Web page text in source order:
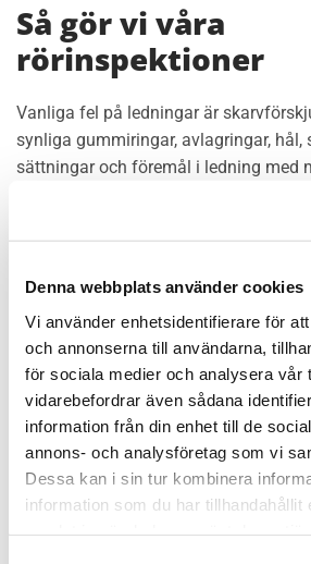
Denna webbplats använder cookies
Vi använder enhetsidentifierare för
och annonserna till användarna,
för sociala medier och analysera vår
vidarebefordrar även sådana
information från din enhet till de
annons- och analysföretag som vi
Dessa kan i sin tur kombinera
information som du har tillhandahållit
Så gör vi våra
rörinspektioner
Vanliga fel på ledningar är
synliga gummiringar, avlagringar, hål,
sättningar och föremål i ledning med
Rörfilmning utförs även för att
status inför reparation, om- eller
avloppsledningar i samband med
Vi har en komplett filmbuss med
ledningar mellan 10mm-1000mm.
och spillvattenledningar för att
kolla ledningens status, besiktning vid
ledningslokalisering.
Det har även hänt att vi har filmat
läckage. Efter utförd rörinspektion